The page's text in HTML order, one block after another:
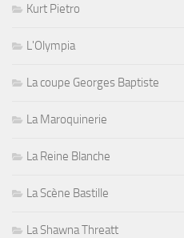
Kurt Pietro
L'Olympia
La coupe Georges Baptiste
La Maroquinerie
La Reine Blanche
La Scène Bastille
La Shawna Threatt